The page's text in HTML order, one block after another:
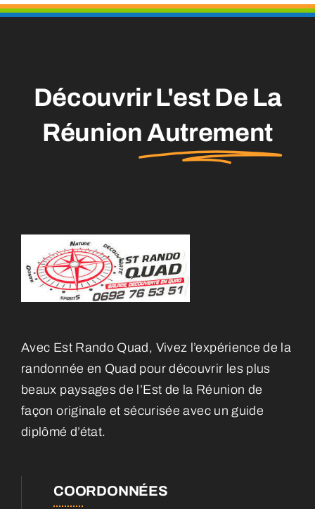
Découvrir L'est De La
Réunion Autrement
Avec Est Rando Quad, Vivez l’expérience de la
randonnée en Quad pour découvrir les plus
beaux paysages de l’Est de la Réunion de
façon originale et sécurisée avec un guide
diplômé d’état.
COORDONNÉES